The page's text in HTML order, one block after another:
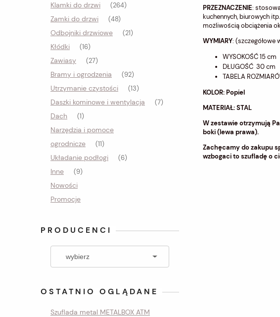
Klamki do drzwi (264)
Zamki do drzwi (48)
Odbojniki drzwiowe (21)
Kłódki (16)
Zawiasy (27)
Bramy i ogrodzenia (92)
Utrzymanie czystości (13)
Daszki kominowe i wentylacja (7)
Dach (1)
Narzędzia i pomoce
ogrodnicze
(11)
Układanie podłogi (6)
Inne (9)
Nowości
Promocje
PRODUCENCI
OSTATNIO OGLĄDANE
Szuflada metal METALBOX ATM
PRZEZNACZENIE:
kuchennych, biurowych
możliwością obciążenia
WYMIARY: (szczegółowe
WYSOKOŚĆ 15 cm
DŁUGOŚĆ 30 cm
TABELA
KOLOR: Popiel
MATERIAŁ: STAL
W zestawie otrzymują
boki (lewa prawa).
Zachęcamy do zakupu
wzbogaci to szufladę o